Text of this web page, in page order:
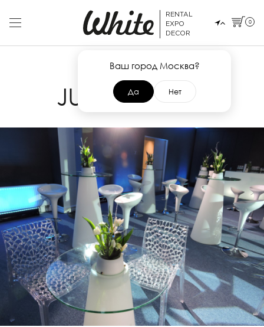
RENTAL
EXPO
DECOR
Ваш город Москва?
Да Нет
0
4 ФЕВРАЛЯ 2015
JUNWEX 2015